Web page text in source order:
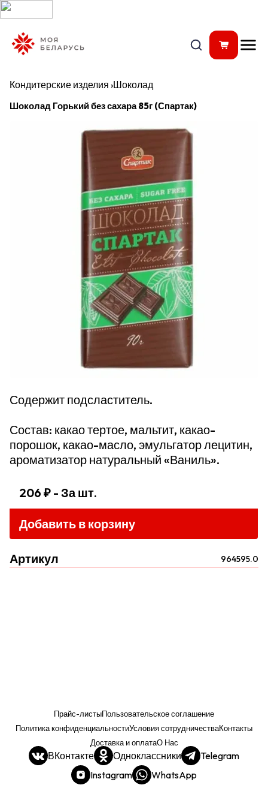
Кондитерские изделия ›Шоколад
Шоколад Горький без сахара 85г (Спартак)
Содержит подсластитель.
Состав: какао тертое, мальтит, какао-
порошок, какао-масло, эмульгатор лецитин,
ароматизатор натуральный «Ваниль».
206 ₽ - За шт.
Добавить в корзину
Артикул 964595.0
Прайс-листыПользовательское соглашение
Политика конфиденциальностиУсловия сотрудничестваКонтакты
Доставка и оплатаО Нас
ВКонтакте Одноклассники
Telegram
Instagram
WhatsApp